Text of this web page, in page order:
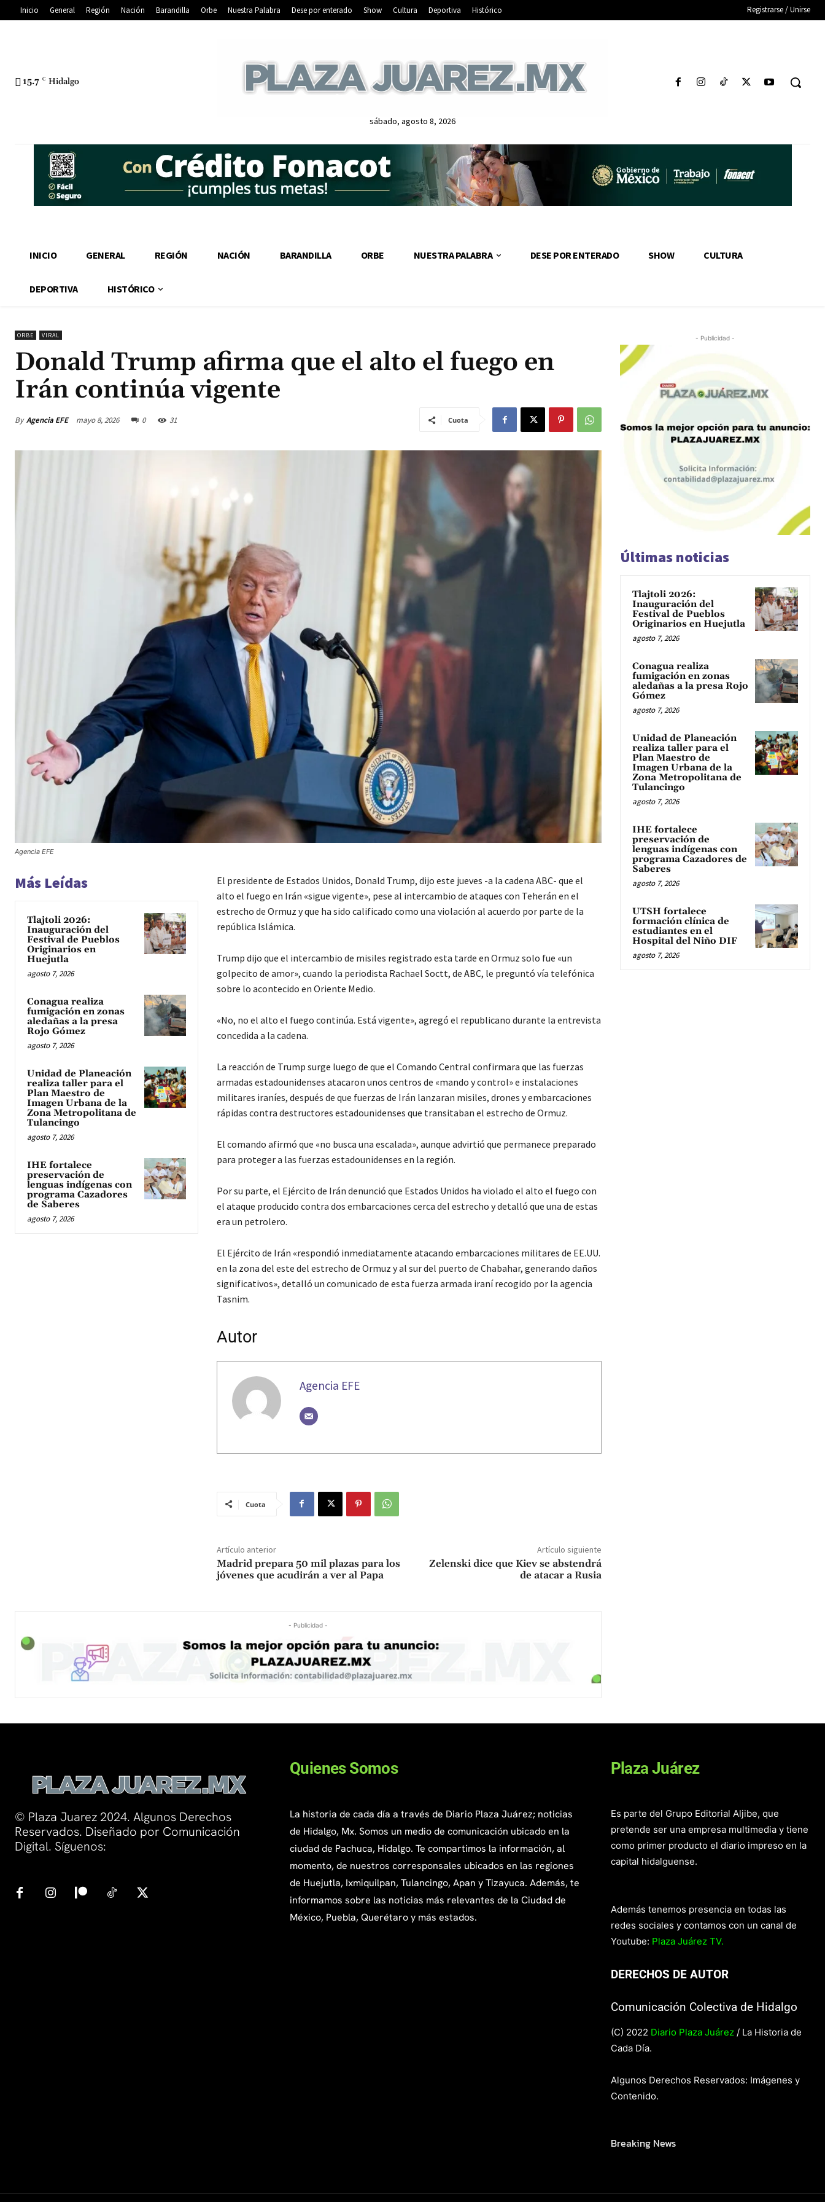
Inicio General Región Nación Barandilla Orbe Nuestra Palabra Dese por enterado Show Cultura Deportiva Histórico Registrarse / Unirse
15.7 C Hidalgo
sábado, agosto 8, 2026
INICIO GENERAL REGIÓN NACIÓN BARANDILLA ORBE NUESTRA PALABRA DESE POR ENTERADO SHOW CULTURA
DEPORTIVA HISTÓRICO
ORBE VIRAL
Donald Trump afirma que el alto el fuego en
Irán continúa vigente
By Agencia EFE mayo 8, 2026 0 31 Cuota
Agencia EFE
Más Leídas
Tlajtoli 2026:
Inauguración del
Festival de Pueblos
Originarios en
Huejutla
agosto 7, 2026
Conagua realiza
fumigación en zonas
aledañas a la presa
Rojo Gómez
agosto 7, 2026
Unidad de Planeación
realiza taller para el
Plan Maestro de
Imagen Urbana de la
Zona Metropolitana de
Tulancingo
agosto 7, 2026
IHE fortalece
preservación de
lenguas indígenas con
programa Cazadores
de Saberes
agosto 7, 2026
El presidente de Estados Unidos, Donald Trump, dijo este jueves -a la cadena ABC- que el
alto el fuego en Irán «sigue vigente», pese al intercambio de ataques con Teherán en el
estrecho de Ormuz y que ha sido calificado como una violación al acuerdo por parte de la
república Islámica.
Trump dijo que el intercambio de misiles registrado esta tarde en Ormuz solo fue «un
golpecito de amor», cuando la periodista Rachael Soctt, de ABC, le preguntó vía telefónica
sobre lo acontecido en Oriente Medio.
«No, no el alto el fuego continúa. Está vigente», agregó el republicano durante la entrevista
concedida a la cadena.
La reacción de Trump surge luego de que el Comando Central confirmara que las fuerzas
armadas estadounidenses atacaron unos centros de «mando y control» e instalaciones
militares iraníes, después de que fuerzas de Irán lanzaran misiles, drones y embarcaciones
rápidas contra destructores estadounidenses que transitaban el estrecho de Ormuz.
El comando afirmó que «no busca una escalada», aunque advirtió que permanece preparado
para proteger a las fuerzas estadounidenses en la región.
Por su parte, el Ejército de Irán denunció que Estados Unidos ha violado el alto el fuego con
el ataque producido contra dos embarcaciones cerca del estrecho y detalló que una de estas
era un petrolero.
El Ejército de Irán «respondió inmediatamente atacando embarcaciones militares de EE.UU.
en la zona del este del estrecho de Ormuz y al sur del puerto de Chabahar, generando daños
significativos», detalló un comunicado de esta fuerza armada iraní recogido por la agencia
Tasnim.
Autor
Agencia EFE
Cuota
Artículo anterior
Madrid prepara 50 mil plazas para los
jóvenes que acudirán a ver al Papa
Artículo siguiente
Zelenski dice que Kiev se abstendrá
de atacar a Rusia
- Publicidad -
- Publicidad -
Últimas noticias
Tlajtoli 2026:
Inauguración del
Festival de Pueblos
Originarios en Huejutla
agosto 7, 2026
Conagua realiza
fumigación en zonas
aledañas a la presa Rojo
Gómez
agosto 7, 2026
Unidad de Planeación
realiza taller para el
Plan Maestro de
Imagen Urbana de la
Zona Metropolitana de
Tulancingo
agosto 7, 2026
IHE fortalece
preservación de
lenguas indígenas con
programa Cazadores de
Saberes
agosto 7, 2026
UTSH fortalece
formación clínica de
estudiantes en el
Hospital del Niño DIF
agosto 7, 2026
© Plaza Juarez 2024. Algunos Derechos
Reservados. Diseñado por Comunicación
Digital. Síguenos:
Quienes Somos
La historia de cada día a través de Diario Plaza Juárez; noticias
de Hidalgo, Mx. Somos un medio de comunicación ubicado en la
ciudad de Pachuca, Hidalgo. Te compartimos la información, al
momento, de nuestros corresponsales ubicados en las regiones
de Huejutla, Ixmiquilpan, Tulancingo, Apan y Tizayuca. Además, te
informamos sobre las noticias más relevantes de la Ciudad de
México, Puebla, Querétaro y más estados.
Plaza Juárez
Es parte del Grupo Editorial Aljibe, que
pretende ser una empresa multimedia y tiene
como primer producto el diario impreso en la
capital hidalguense.
Además tenemos presencia en todas las
redes sociales y contamos con un canal de
Youtube: Plaza Juárez TV.
DERECHOS DE AUTOR
Comunicación Colectiva de Hidalgo
(C) 2022 Diario Plaza Juárez / La Historia de
Cada Día.
Algunos Derechos Reservados: Imágenes y
Contenido.
Breaking News